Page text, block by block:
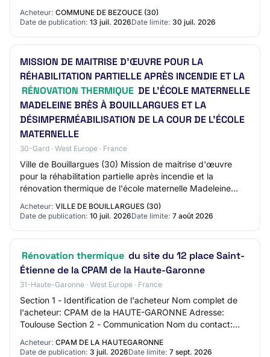
https://www.bezouce.fr/ SIRET 21300039100010
Groupement de commandes : Non L'av…
Acheteur: COMMUNE DE BEZOUCE (30)
Date de publication: 13 juil. 2026Date limite: 30 juil. 2026
MISSION DE MAITRISE D'ŒUVRE POUR LA
RÉHABILITATION PARTIELLE APRÈS INCENDIE ET LA
RÉNOVATION THERMIQUE DE L'ÉCOLE MATERNELLE
MADELEINE BRÈS À BOUILLARGUES ET LA
DÉSIMPERMÉABILISATION DE LA COUR DE L'ÉCOLE
MATERNELLE
30-Gard · West Europe · France
Ville de Bouillargues (30) Mission de maitrise d'œuvre
pour la réhabilitation partielle après incendie et la
rénovation thermique de l'école maternelle Madeleine
Brès à Bouillargues et la désimperméa…
Acheteur: VILLE DE BOUILLARGUES (30)
Date de publication: 10 juil. 2026Date limite: 7 août 2026
Rénovation thermique du site du 12 place Saint-
Étienne de la CPAM de la Haute-Garonne
31-Haute-Garonne · West Europe · France
Section 1 - Identification de l'acheteur Nom complet de
l'acheteur: CPAM de la HAUTE-GARONNE Adresse:
Toulouse Section 2 - Communication Nom du contact:
Acheteur: CPAM DE LA HAUTEGARONNE
Date de publication: 3 juil. 2026Date limite: 7 sept. 2026